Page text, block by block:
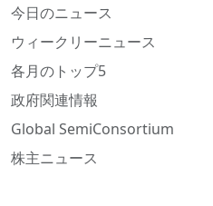
今日のニュース
ウィークリーニュース
各月のトップ5
政府関連情報
Global SemiConsortium
株主ニュース